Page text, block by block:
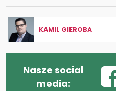
KAMIL GIEROBA
Nasze social
media: